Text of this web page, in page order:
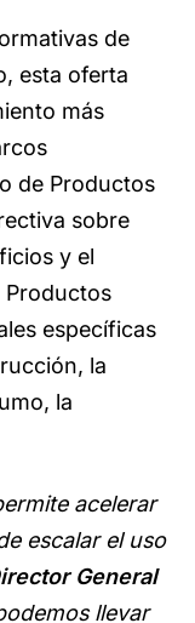
de
esta oferta
más
de Productos
sobre
y el
Productos
específicas
la
la
acelerar
escalar el uso
General
llevar